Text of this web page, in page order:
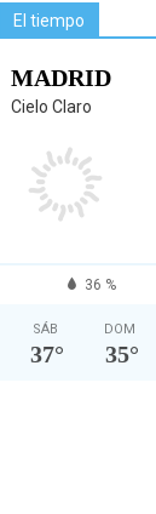
El tiempo
MADRID
Cielo Claro
36 %
SÁB
37°
DOM
35°